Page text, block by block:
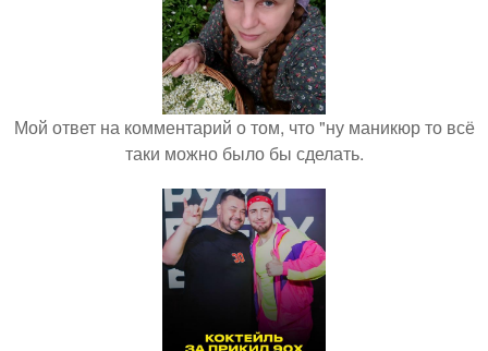
Мой ответ на комментарий о том, что "ну маникюр то всё
таки можно было бы сделать.